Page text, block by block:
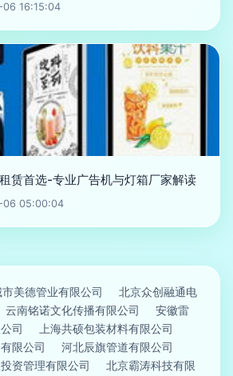
16:15:04
赁首选-专业广告机与灯箱厂家解读
06 05:00:04
美德管业有限公司
北京众创融通电
云南铭诺文化传播有限公司
安徽雷
司
上海共硕包装材料有限公司
限公司
河北辰旗管道有限公司
资管理有限公司
北京霸涛科技有限